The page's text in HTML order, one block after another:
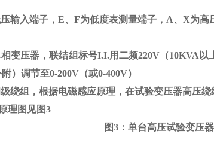
输入端子， E、 F为低度表测量端子， A、 X为高
变压器，联结组标号I.I.用二频220V （10KVA 以
）调节至0-200V （或0-400V）
绕组，根据电磁感应原理，在试验变压器高压绕
理图见图3
图3 ：单台高压试验变压